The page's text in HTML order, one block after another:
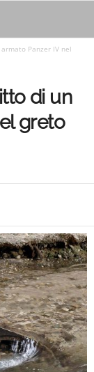
Panzer IV nel
di un
greto